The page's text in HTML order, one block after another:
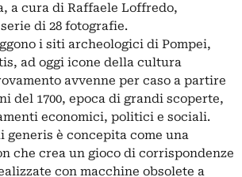
a cura di Raffaele Loffredo,
di 28 fotografie.
i siti archeologici di Pompei,
ad oggi icone della cultura
avvenne per caso a partire
del 1700, epoca di grandi scoperte,
economici, politici e sociali.
generis è concepita come una
che crea un gioco di corrispondenze
con macchine obsolete a